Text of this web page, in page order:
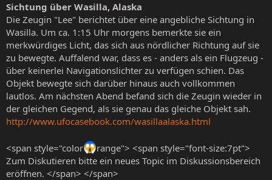
Sichtung über Wasilla, Alaska
Die Zeugin "Lee" berichtet über eine angebliche Sichtung in
Wasilla. Um ca. 1:15 Uhr morgens bemerkte sie ein
merkwürdiges Licht, das sich aus nördlicher Richtung auf sie
zu bewegte. Auffalend war, dass es - anders als ein Flugzeug -
über keinerlei Navigationslichter zu verfügen schien. Das
Objekt bewegte sich darüber hinaus auch vollkommen
lautlos. Am nächsten Abend befand sich die Zeugin wieder in
der gleichen Gegend, als sie genau das gleiche Objekt sah.
http://www.ufocasebook.com/wasillaalaska.html
<span style="color
range"> <span style="font-size:7pt">
Zum Diskutieren bitte ein neues Topic im Diskussionsbereich
eröffnen. </span> </span>